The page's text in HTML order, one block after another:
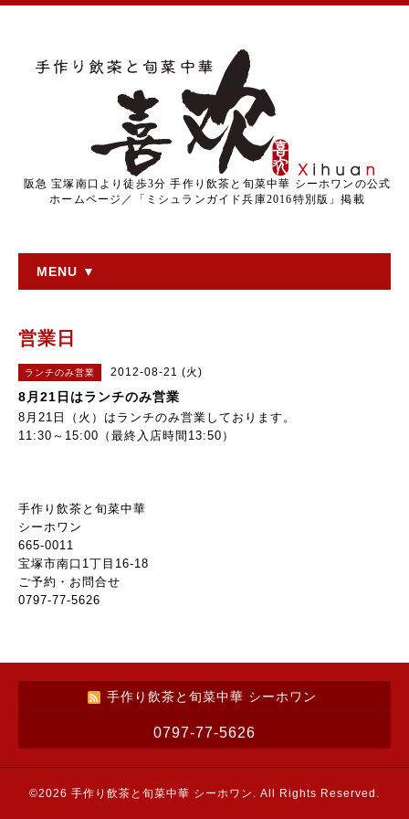
阪急 宝塚南口より徒歩3分 手作り飲茶と旬菜中華 シーホワンの公式
ホームページ／「ミシュランガイド兵庫2016特別版」掲載
MENU ▼
営業日
ランチのみ営業 2012-08-21 (火)
8月21日はランチのみ営業
8月21日（火）はランチのみ営業しております。
11:30～15:00（最終入店時間13:50）
手作り飲茶と旬菜中華
シーホワン
665-0011
宝塚市南口1丁目16-18
ご予約・お問合せ
0797-77-5626
手作り飲茶と旬菜中華 シーホワン
0797-77-5626
©2026 手作り飲茶と旬菜中華 シーホワン . All Rights Reserved.